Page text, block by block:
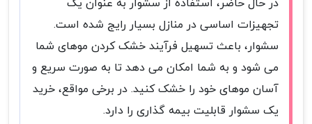
در حال حاضر، استفاده از سشوار به عنوان یک
تجهیزات اساسی در منازل بسیار رایج شده است.
سشوار، باعث تسهیل فرآیند خشک کردن موهای شما
می شود و به شما امکان می دهد تا به صورت سریع و
آسان موهای خود را خشک کنید. در برخی مواقع، خرید
یک سشوار قابلیت بیمه گذاری را دارد.